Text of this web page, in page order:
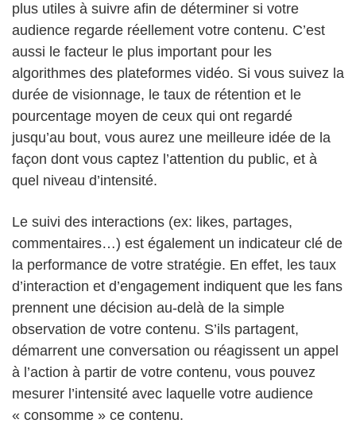
plus utiles à suivre afin de déterminer si votre
audience regarde réellement votre contenu. C’est
aussi le facteur le plus important pour les
algorithmes des plateformes vidéo. Si vous suivez la
durée de visionnage, le taux de rétention et le
pourcentage moyen de ceux qui ont regardé
jusqu’au bout, vous aurez une meilleure idée de la
façon dont vous captez l’attention du public, et à
quel niveau d’intensité.
Le suivi des interactions (ex: likes, partages,
commentaires…) est également un indicateur clé de
la performance de votre stratégie. En effet, les taux
d’interaction et d’engagement indiquent que les fans
prennent une décision au-delà de la simple
observation de votre contenu. S’ils partagent,
démarrent une conversation ou réagissent un appel
à l’action à partir de votre contenu, vous pouvez
mesurer l’intensité avec laquelle votre audience
« consomme » ce contenu.